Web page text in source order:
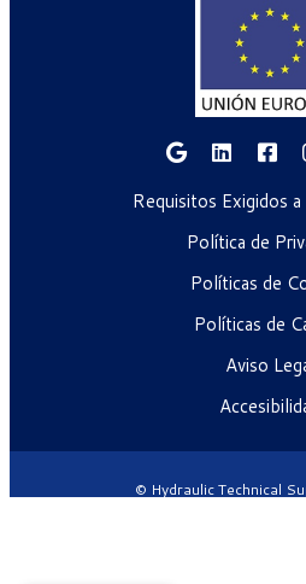
Requisitos Exigidos
Política de
Políticas de
Políticas de
Aviso
© Hydraulic Technical